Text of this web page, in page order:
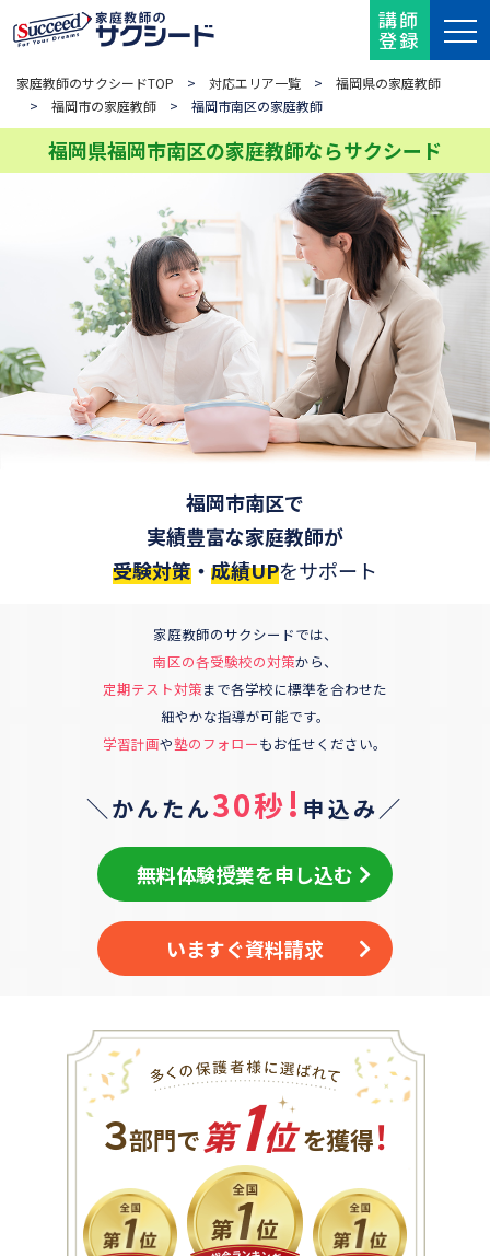
講師
登録
家庭教師のサクシードTOP > 対応エリア一覧 > 福岡県の家庭教師
> 福岡市の家庭教師 > 福岡市南区の家庭教師
福岡県福岡市南区の家庭教師ならサクシード
福岡市南区で
実績豊富な家庭教師が
受験対策 ・ 成績UPをサポート
家庭教師のサクシードでは、
南区の各受験校の対策から、
定期テスト対策まで各学校に標準を合わせた
細やかな指導が可能です。
学習計画や塾のフォローもお任せください。
＼かんたん30秒! 申込み／
無料体験授業を申し込む
いますぐ資料請求
３部門で 第1位を獲得！